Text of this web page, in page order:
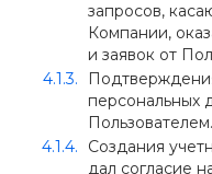
запросов,
Компании,
и заявок от
персональных
Пользователем.
Создания
дал согласие